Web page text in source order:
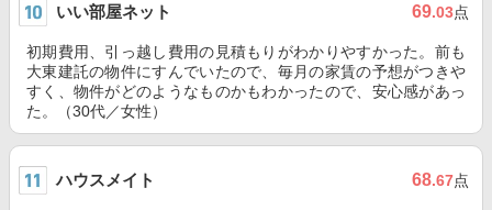
いい部屋ネット 69.03点
初期費用、引っ越し費用の見積もりがわかりやすかった。前も
大東建託の物件にすんでいたので、毎月の家賃の予想がつきや
すく、物件がどのようなものかもわかったので、安心感があっ
た。（30代／女性）
ハウスメイト 68.67点